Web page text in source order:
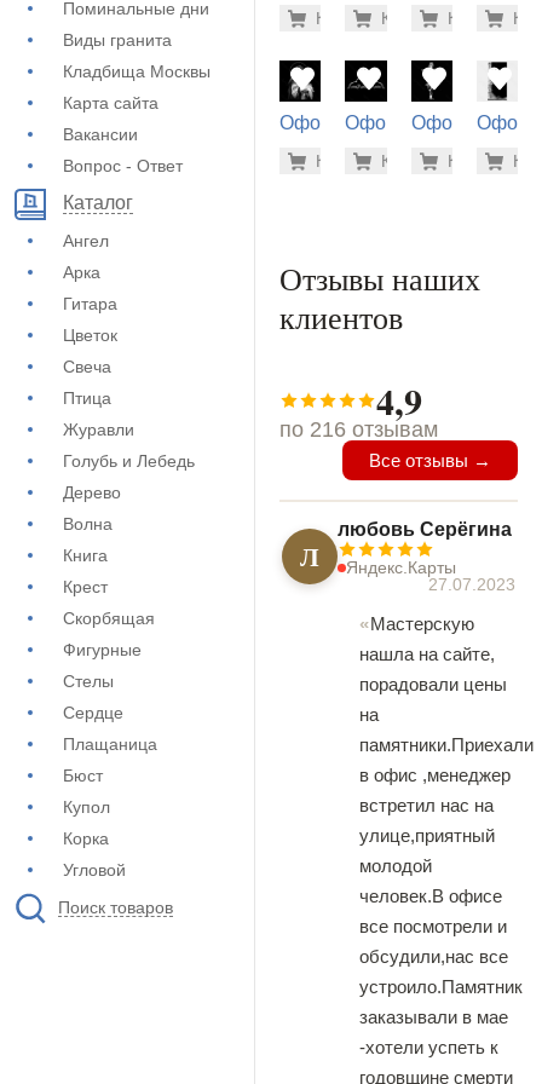
Поминальные дни
Виды гранита
Кладбища Москвы
Карта сайта
Вакансии
Вопрос - Ответ
Каталог
Ангел
Арка
Гитара
Цветок
Свеча
Птица
Журавли
Голубь и Лебедь
Дерево
Волна
Книга
Крест
Скорбящая
Фигурные
Стелы
Сердце
Плащаница
Бюст
Купол
Корка
Угловой
Поиск товаров
(72-296)
-7% 3.700
Купить(71-194)
-7%
Купить(71-849)
-
Купить(73-
Оформление
(71-940)
-7% 1.900
Купить
Оформление
(72-402)
-7%
Купить
Оформление
(71-392)
-
Купить(72-
Отзывы наших
клиентов
4,9
по 216 отзывам
Все отзывы →
Л
любовь Серёгина
Яндекс.Карты
27.07.2023
Мастерскую
нашла на сайте,
порадовали цены
на
памятники.Приехали
в офис ,менеджер
встретил нас на
улице,приятный
молодой
человек.В офисе
все посмотрели и
обсудили,нас все
устроило.Памятник
заказывали в мае
-хотели успеть к
годовщине смерти